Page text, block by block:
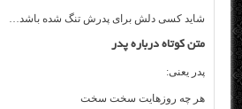
ﺷﺎﻳﺪ کسی ﺩﻟﺶ ﺑﺮﺍی ﭘﺪﺭﺵ ﺗﻨﮓ ﺷﺪﻩ باشد…
متن کوتاه درباره پدر
پدر یعنی:
هر چه روزهایت سخت سخت